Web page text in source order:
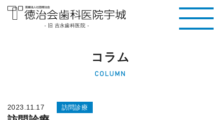
医療法人社団徳治
宇城 [旧 吉永歯科
市
- 旧 吉永歯科医院 -
コラム
COLUMN
2023.11.17 訪問診療